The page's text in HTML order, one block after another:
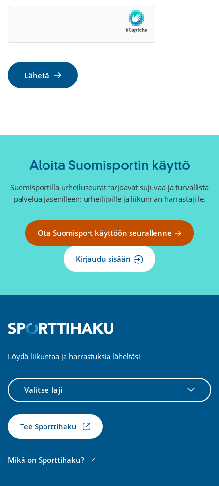
Aloita Suomisportin käyttö
Suomisportilla urheiluseurat tarjoavat sujuvaa ja turvallista
palvelua jäsenilleen: urheilijoille ja liikunnan harrastajille.
Ota Suomisport käyttöön seurallenne
Kirjaudu sisään
Löydä liikuntaa ja harrastuksia läheltäsi
Valitse
laji
Tee Sporttihaku
Mikä on Sporttihaku? (ulkoinen